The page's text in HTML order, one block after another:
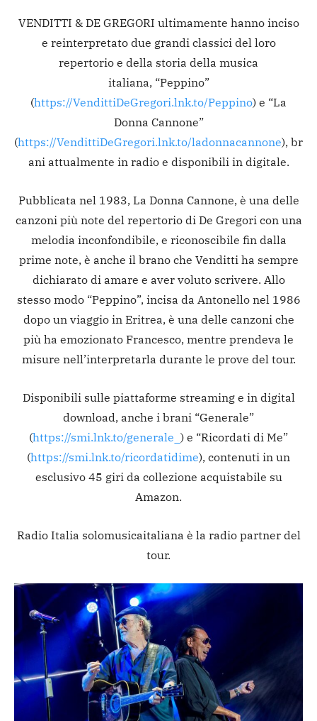
VENDITTI & DE GREGORI ultimamente hanno inciso
e reinterpretato due grandi classici del loro
repertorio e della storia della musica
italiana, “Peppino”
(https://VendittiDeGregori.lnk.to/Peppino) e “La
Donna Cannone”
(https://VendittiDeGregori.lnk.to/ladonnacannone), br
ani attualmente in radio e disponibili in digitale.
Pubblicata nel 1983, La Donna Cannone, è una delle
canzoni più note del repertorio di De Gregori con una
melodia inconfondibile, e riconoscibile fin dalla
prime note, è anche il brano che Venditti ha sempre
dichiarato di amare e aver voluto scrivere. Allo
stesso modo “Peppino”, incisa da Antonello nel 1986
dopo un viaggio in Eritrea, è una delle canzoni che
più ha emozionato Francesco, mentre prendeva le
misure nell’interpretarla durante le prove del tour.
Disponibili sulle piattaforme streaming e in digital
download, anche i brani “Generale”
(https://smi.lnk.to/generale_ ) e “Ricordati di Me”
(https://smi.lnk.to/ricordatidime), contenuti in un
esclusivo 45 giri da collezione acquistabile su
Amazon.
Radio Italia solomusicaitaliana è la radio partner del
tour.